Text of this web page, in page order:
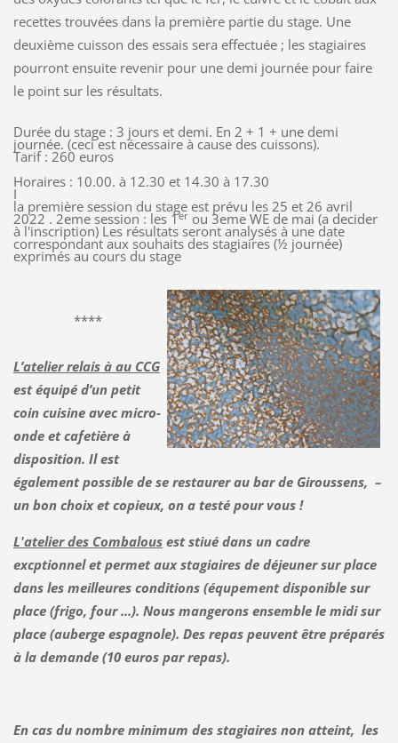
recettes trouvées dans la première partie du stage. Une
deuxième cuisson des essais sera effectuée ; les stagiaires
pourront ensuite revenir pour une demi journée pour faire
le point sur les résultats.
Durée du stage : 3 jours et demi. En 2 + 1 + une demi
journée. (ceci est nécessaire à cause des cuissons).
Tarif : 260 euros
Horaires : 10.00. à 12.30 et 14.30 à 17.30
I
la première session du stage est prévu les 25 et 26 avril
2022 . 2eme session : les 1erou 3eme WE de mai (a decider
à l'inscription) Les résultats seront analysés à une date
correspondant aux souhaits des stagiaires (½ journée)
exprimés au cours du stage
****
L’atelier relais à au CCG
est équipé d’un petit
coin cuisine avec micro-
onde et cafetière à
disposition. Il est
également possible de se restaurer au bar de Giroussens, –
un bon choix et copieux, on a testé pour vous !
L'atelier des Combalousest stiué dans un cadre
excptionnel et permet aux stagiaires de déjeuner sur place
dans les meilleures conditions (équpement disponible sur
place (frigo, four ...). Nous mangerons ensemble le midi sur
place (auberge espagnole). Des repas peuvent être préparés
à la demande (10 euros par repas).
En cas du nombre minimum des stagiaires non atteint, les